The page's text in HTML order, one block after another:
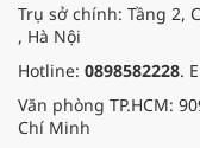
Trụ sở chính: Tầng 2,
, Hà Nội
Hotline: 0898582228.
Văn phòng TP.HCM:
Chí Minh